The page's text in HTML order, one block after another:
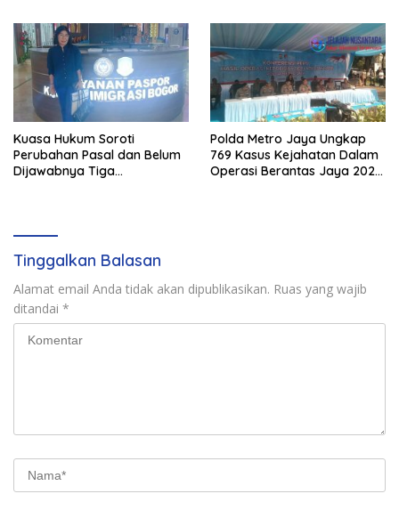
Kuasa Hukum Soroti
Perubahan Pasal dan Belum
Dijawabnya Tiga
Polda Metro Jaya Ungkap
769 Kasus Kejahatan Dalam
Operasi Berantas Jaya 2026,
Tinggalkan Balasan
Alamat email Anda tidak akan dipublikasikan. Ruas yang wajib
ditandai *